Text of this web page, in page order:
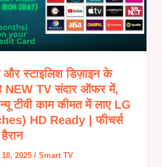
स्टाइलिश डिज़ाइन के
NEW TV संदार ऑफर में,
टीवी काम कीमत में लाए LG
HD Ready | फीचर्स
2025 / Smart TV